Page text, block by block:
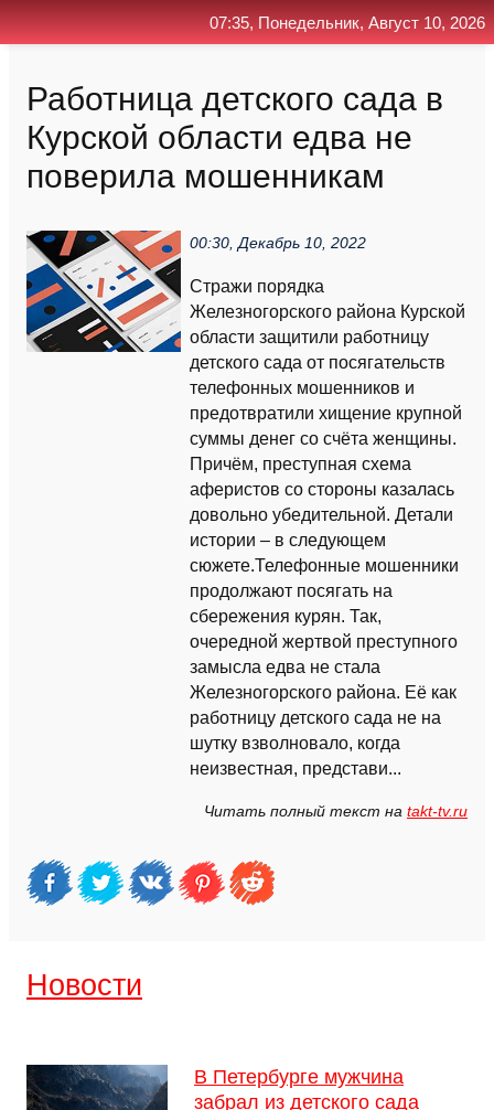
Работница детского сада в
Курской области едва не
поверила мошенникам
00:30, Декабрь 10, 2022
Стражи порядка
Железногорского района Курской
области защитили работницу
детского сада от посягательств
телефонных мошенников и
предотвратили хищение крупной
суммы денег со счёта женщины.
Причём, преступная схема
аферистов со стороны казалась
довольно убедительной. Детали
истории – в следующем
сюжете.Телефонные мошенники
продолжают посягать на
сбережения курян. Так,
очередной жертвой преступного
замысла едва не стала
Железногорского района. Её как
работницу детского сада не на
шутку взволновало, когда
неизвестная, представи...
Читать полный текст на takt-tv.ru
Новости
В Петербурге мужчина
забрал из детского сада
07:35, Понедельник, Август 10, 2026